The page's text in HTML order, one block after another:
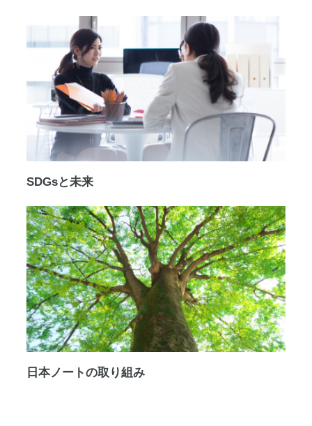
SDGsと未来
日本ノートの取り組み